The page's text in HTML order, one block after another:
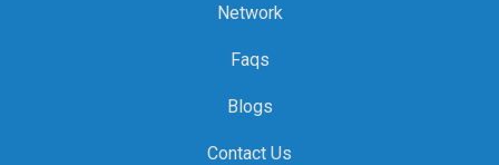
Network
Faqs
Blogs
Contact Us